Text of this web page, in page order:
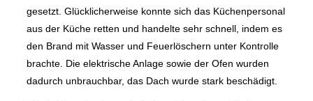
gesetzt. Glücklicherweise konnte sich das Küchenpersonal
aus der Küche retten und handelte sehr schnell, indem es
den Brand mit Wasser und Feuerlöschern unter Kontrolle
brachte. Die elektrische Anlage sowie der Ofen wurden
dadurch unbrauchbar, das Dach wurde stark beschädigt.